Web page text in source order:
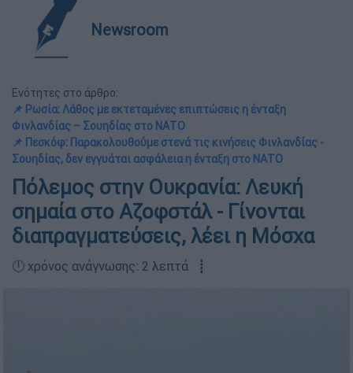
Newsroom
Ενότητες στο άρθρο:
📌 Ρωσία: Λάθος με εκτεταμένες επιπτώσεις η ένταξη
Φινλανδίας – Σουηδίας στο ΝΑΤΟ
📌 Πεσκόφ: Παρακολουθούμε στενά τις κινήσεις Φινλανδίας -
Σουηδίας, δεν εγγυάται ασφάλεια η ένταξη στο ΝΑΤΟ
Πόλεμος στην Ουκρανία: Λευκή
σημαία στο Αζοφστάλ - Γίνονται
διαπραγματεύσεις, λέει η Μόσχα
🕛 χρόνος ανάγνωσης: 2 λεπτά ┋